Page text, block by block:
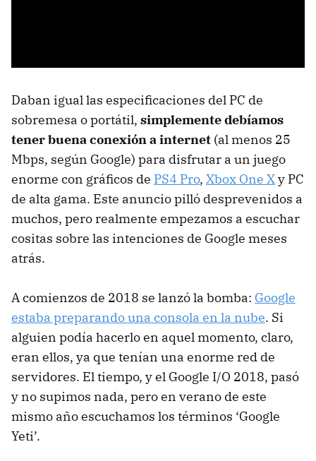
Daban igual las especificaciones del PC de
sobremesa o portátil, simplemente debíamos
tener buena conexión a internet (al menos 25
Mbps, según Google) para disfrutar a un juego
enorme con gráficos de PS4 Pro, Xbox One Xy PC
de alta gama. Este anuncio pilló desprevenidos a
muchos, pero realmente empezamos a escuchar
cositas sobre las intenciones de Google meses
atrás.
A comienzos de 2018 se lanzó la bomba: Google
estaba preparando una consola en la nube. Si
alguien podía hacerlo en aquel momento, claro,
eran ellos, ya que tenían una enorme red de
servidores. El tiempo, y el Google I/O 2018, pasó
y no supimos nada, pero en verano de este
mismo año escuchamos los términos ‘Google
Yeti’.